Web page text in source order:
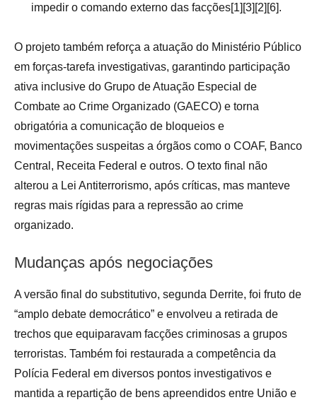
impedir o comando externo das facções[1][3][2][6].
O projeto também reforça a atuação do Ministério Público
em forças-tarefa investigativas, garantindo participação
ativa inclusive do Grupo de Atuação Especial de
Combate ao Crime Organizado (GAECO) e torna
obrigatória a comunicação de bloqueios e
movimentações suspeitas a órgãos como o COAF, Banco
Central, Receita Federal e outros. O texto final não
alterou a Lei Antiterrorismo, após críticas, mas manteve
regras mais rígidas para a repressão ao crime
organizado.
Mudanças após negociações
A versão final do substitutivo, segunda Derrite, foi fruto de
“amplo debate democrático” e envolveu a retirada de
trechos que equiparavam facções criminosas a grupos
terroristas. Também foi restaurada a competência da
Polícia Federal em diversos pontos investigativos e
mantida a repartição de bens apreendidos entre União e